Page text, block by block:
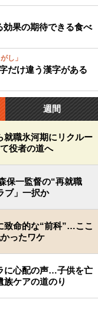
効果の期待できる食べ
し」
だけ違う漢字がある
週間
就職氷河期にリクルー
役者の道へ
保一監督の“再就職
ブ」一択か
致命的な“前科”…ここ
ったワケ
に心配の声…子供を亡
族ケアの道のり